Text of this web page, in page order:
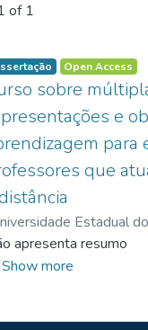
of 1
Open Access
sobre
e
para
que
Estadual
)Ferreira, Verona
Trevisan
apresenta resumo
Show more